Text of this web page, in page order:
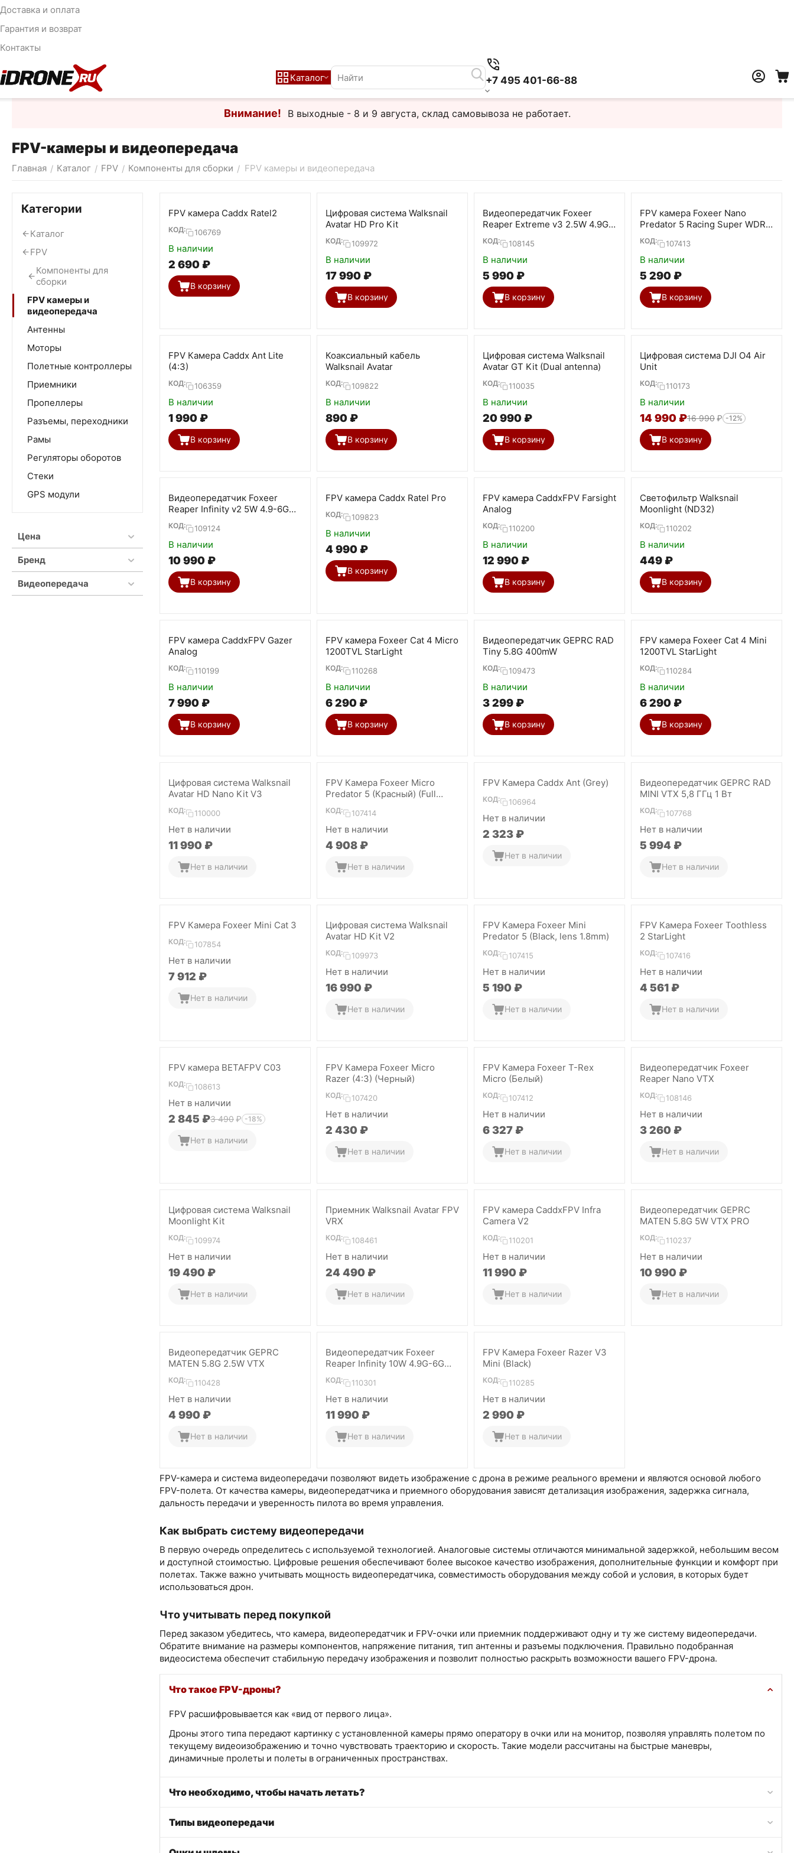
Доставка и оплата
Гарантия и возврат
Контакты
Каталог +7 495 401-66-88
Внимание! В выходные - 8 и 9 августа, склад самовывоза не работает.
FPV-камеры и видеопередача
Главная / Каталог / FPV / Компоненты для сборки / FPV камеры и видеопередача
Категории
Каталог
FPV
Компоненты для
сборки
FPV камеры и
видеопередача
Антенны
Моторы
Полетные контроллеры
Приемники
Пропеллеры
Разъемы, переходники
Рамы
Регуляторы оборотов
Стеки
GPS модули
Цена
Бренд
Видеопередача
FPV-камера и система видеопередачи позволяют видеть изображение с дрона в режиме реального времени и являются основой любого
FPV-полета. От качества камеры, видеопередатчика и приемного оборудования зависят детализация изображения, задержка сигнала,
дальность передачи и уверенность пилота во время управления.
Как выбрать систему видеопередачи
В первую очередь определитесь с используемой технологией. Аналоговые системы отличаются минимальной задержкой, небольшим весом
и доступной стоимостью. Цифровые решения обеспечивают более высокое качество изображения, дополнительные функции и комфорт при
полетах. Также важно учитывать мощность видеопередатчика, совместимость оборудования между собой и условия, в которых будет
использоваться дрон.
Что учитывать перед покупкой
Перед заказом убедитесь, что камера, видеопередатчик и FPV-очки или приемник поддерживают одну и ту же систему видеопередачи.
Обратите внимание на размеры компонентов, напряжение питания, тип антенны и разъемы подключения. Правильно подобранная
видеосистема обеспечит стабильную передачу изображения и позволит полностью раскрыть возможности вашего FPV-дрона.
Что такое FPV-дроны?
FPV расшифровывается как «вид от первого лица».
Дроны этого типа передают картинку с установленной камеры прямо оператору в очки или на монитор, позволяя управлять полетом по
текущему видеоизображению и точно чувствовать траекторию и скорость. Такие модели рассчитаны на быстрые маневры,
динамичные пролеты и полеты в ограниченных пространствах.
Что необходимо, чтобы начать летать?
Типы видеопередачи
FPV камера Caddx Ratel2
КОД: 106769
В наличии
2 690 ₽
В корзину
Цифровая система Walksnail
Avatar HD Pro Kit
КОД: 109972
В наличии
17 990 ₽
В корзину
Видеопередатчик Foxeer
Reaper Extreme v3 2.5W 4.9G-
6G 80ch VTx
КОД: 108145
В наличии
5 990 ₽
В корзину
FPV камера Foxeer Nano
Predator 5 Racing Super WDR
4ms (Red)
КОД: 107413
В наличии
5 290 ₽
В корзину
FPV Камера Caddx Ant Lite
(4:3)
КОД: 106359
В наличии
1 990 ₽
В корзину
Коаксиальный кабель
Walksnail Avatar
КОД: 109822
В наличии
‍890‍ ₽
В корзину
Цифровая система Walksnail
Avatar GT Kit (Dual antenna)
КОД: 110035
В наличии
20 990 ₽
В корзину
Цифровая система DJI O4 Air
Unit
КОД: 110173
В наличии
14 990 ₽16 990₽ -12%
В корзину
Видеопередатчик Foxeer
Reaper Infinity v2 5W 4.9-6G
80ch VTx
КОД: 109124
В наличии
10 990 ₽
В корзину
FPV камера Caddx Ratel Pro
КОД: 109823
В наличии
4 990 ₽
В корзину
FPV камера CaddxFPV Farsight
Analog
КОД: 110200
В наличии
12 990 ₽
В корзину
Светофильтр Walksnail
Moonlight (ND32)
КОД: 110202
В наличии
‍449‍ ₽
В корзину
FPV камера CaddxFPV Gazer
Analog
КОД: 110199
В наличии
7 990 ₽
В корзину
FPV камера Foxeer Cat 4 Micro
1200TVL StarLight
КОД: 110268
В наличии
6 290 ₽
В корзину
Видеопередатчик GEPRC RAD
Tiny 5.8G 400mW
КОД: 109473
В наличии
3 299 ₽
В корзину
FPV камера Foxeer Cat 4 Mini
1200TVL StarLight
КОД: 110284
В наличии
6 290 ₽
В корзину
Цифровая система Walksnail
Avatar HD Nano Kit V3
КОД: 110000
Нет в наличии
11 990 ₽
Нет в наличии
FPV Камера Foxeer Micro
Predator 5 (Красный) (Full
Case)
КОД: 107414
Нет в наличии
4 908 ₽
Нет в наличии
FPV Камера Caddx Ant (Grey)
КОД: 106964
Нет в наличии
2 323 ₽
Нет в наличии
Видеопередатчик GEPRC RAD
MINI VTX 5,8 ГГц 1 Вт
КОД: 107768
Нет в наличии
5 994 ₽
Нет в наличии
FPV Камера Foxeer Mini Cat 3
КОД: 107854
Нет в наличии
7 912 ₽
Нет в наличии
Цифровая система Walksnail
Avatar HD Kit V2
КОД: 109973
Нет в наличии
16 990 ₽
Нет в наличии
FPV Камера Foxeer Mini
Predator 5 (Black, lens 1.8mm)
КОД: 107415
Нет в наличии
5 190 ₽
Нет в наличии
FPV Камера Foxeer Toothless
2 StarLight
КОД: 107416
Нет в наличии
4 561 ₽
Нет в наличии
FPV камера BETAFPV C03
КОД: 108613
Нет в наличии
2 845 ₽3 490₽ -18%
Нет в наличии
FPV Камера Foxeer Micro
Razer (4:3) (Черный)
КОД: 107420
Нет в наличии
2 430 ₽
Нет в наличии
FPV Камера Foxeer T-Rex
Micro (Белый)
КОД: 107412
Нет в наличии
6 327 ₽
Нет в наличии
Видеопередатчик Foxeer
Reaper Nano VTX
КОД: 108146
Нет в наличии
3 260 ₽
Нет в наличии
Цифровая система Walksnail
Moonlight Kit
КОД: 109974
Нет в наличии
19 490 ₽
Нет в наличии
Приемник Walksnail Avatar FPV
VRX
КОД: 108461
Нет в наличии
24 490 ₽
Нет в наличии
FPV камера CaddxFPV Infra
Camera V2
КОД: 110201
Нет в наличии
11 990 ₽
Нет в наличии
Видеопередатчик GEPRC
MATEN 5.8G 5W VTX PRO
КОД: 110237
Нет в наличии
10 990 ₽
Нет в наличии
Видеопередатчик GEPRC
MATEN 5.8G 2.5W VTX
КОД: 110428
Нет в наличии
4 990 ₽
Нет в наличии
Видеопередатчик Foxeer
Reaper Infinity 10W 4.9G-6G
80CH VTx
КОД: 110301
Нет в наличии
11 990 ₽
Нет в наличии
FPV Камера Foxeer Razer V3
Mini (Black)
КОД: 110285
Нет в наличии
2 990 ₽
Нет в наличии